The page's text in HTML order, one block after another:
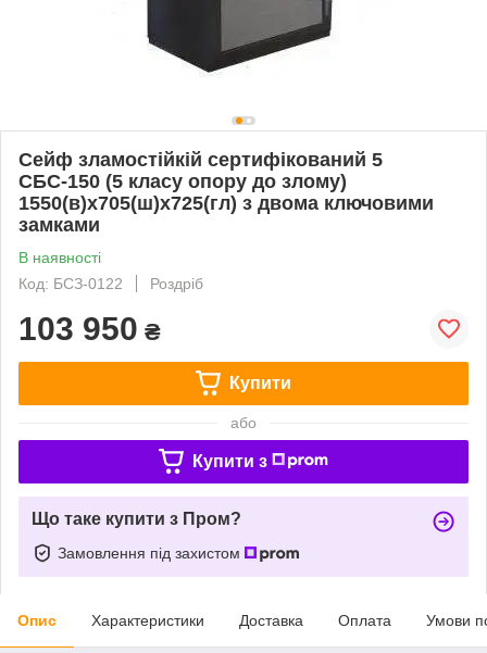
Сейф зламостійкій сертифікований 5
СБС-150 (5 класу опору до злому)
1550(в)х705(ш)х725(гл) з двома ключовими
замками
В наявності
Код: БСЗ-0122
Роздріб
103 950 ₴
Купити
або
Купити з
Що таке купити з Пром?
Замовлення під захистом
Опис Характеристики Доставка Оплата Умови